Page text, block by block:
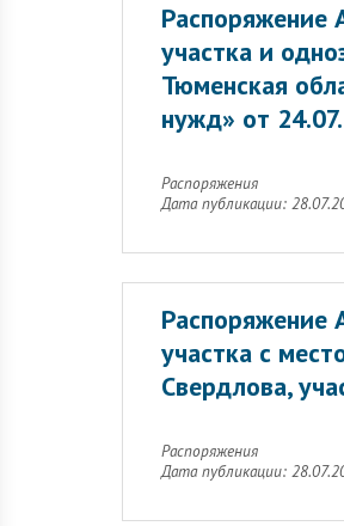
Распоряжение
участка и
Тюменская
нужд» от
Распоряжения
Дата публикации:
Распоряжение
участка с
Свердлова,
Распоряжения
Дата публикации: